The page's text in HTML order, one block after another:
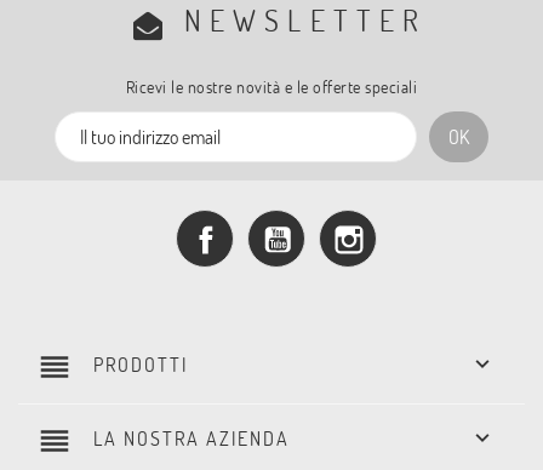
NEWSLETTER
Ricevi le nostre novità e le offerte speciali
Facebook YouTube
reorder PRODOTTI 
reorder LA NOSTRA AZIENDA 